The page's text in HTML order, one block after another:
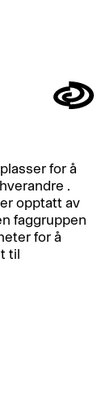
for å
.
opptatt av
faggruppen
for å
til
Symbol